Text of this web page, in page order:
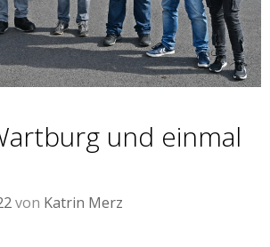
und einmal
von Katrin Merz